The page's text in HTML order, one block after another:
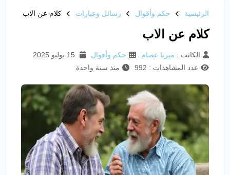
الرئيسية حكم وأقوال رسائل وعبارات كلام عن الاب
كلام عن الاب
الكاتب : ميرنا عصام حكم وأقوال
عدد المشاهدات : 992
منذ سنة واحدة